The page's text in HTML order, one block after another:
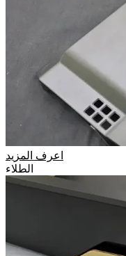
اعرف المزيد
الطلاء